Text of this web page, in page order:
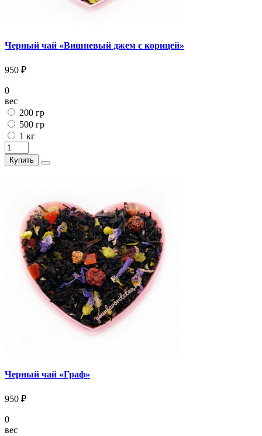
Черный чай «Вишневый джем с корицей»
950 ₽
0
вес
200 гр
500 гр
1 кг
Купить
Черный чай «Граф»
950 ₽
0
вес